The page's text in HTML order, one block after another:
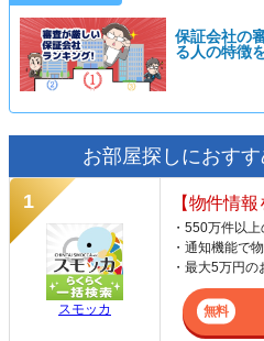
保証会社の
る人の特徴
お部屋探しにおす
スモッカ
【物件情報
・550万件以
・通知機能で
・最大5万円